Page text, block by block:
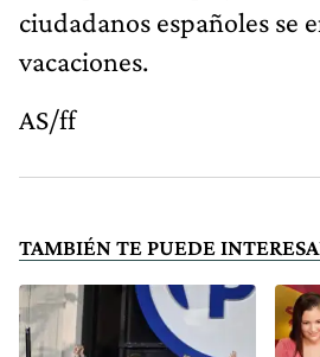
ciudadanos españoles se
vacaciones.
AS/ff
TAMBIÉN TE PUEDE